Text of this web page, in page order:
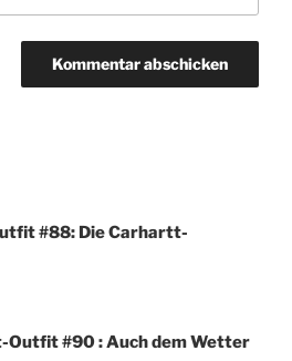
#88: Die Carhartt-
#90 : Auch dem Wetter